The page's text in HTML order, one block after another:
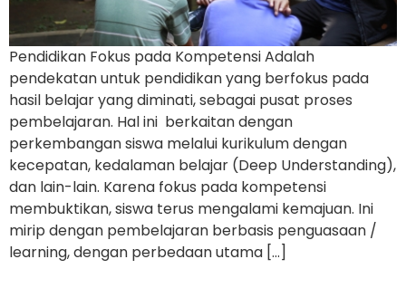
Pendidikan Fokus pada Kompetensi Adalah
pendekatan untuk pendidikan yang berfokus pada
hasil belajar yang diminati, sebagai pusat proses
pembelajaran. Hal ini berkaitan dengan
perkembangan siswa melalui kurikulum dengan
kecepatan, kedalaman belajar (Deep Understanding),
dan lain-lain. Karena fokus pada kompetensi
membuktikan, siswa terus mengalami kemajuan. Ini
mirip dengan pembelajaran berbasis penguasaan /
learning, dengan perbedaan utama […]